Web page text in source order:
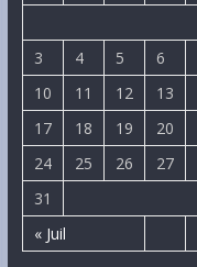
« Juil
3
4 5 6
10
11 12 13
17
18 19 20
24
25 26 27
31